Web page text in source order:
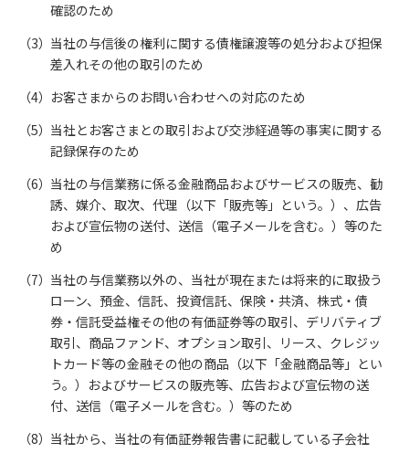
確認のため
当社の与信後の権利に関する債権譲渡等の処分および担保
差入れその他の取引のため
お客さまからのお問い合わせへの対応のため
当社とお客さまとの取引および交渉経過等の事実に関する
記録保存のため
当社の与信業務に係る金融商品およびサービスの販売、勧
誘、媒介、取次、代理（以下「販売等」という。）、広告
および宣伝物の送付、送信（電子メールを含む。）等のた
め
当社の与信業務以外の、当社が現在または将来的に取扱う
ローン、預金、信託、投資信託、保険・共済、株式・債
券・信託受益権その他の有価証券等の取引、デリバティブ
取引、商品ファンド、オプション取引、リース、クレジッ
トカード等の金融その他の商品（以下「金融商品等」とい
う。）およびサービスの販売等、広告および宣伝物の送
付、送信（電子メールを含む。）等のため
当社から、当社の有価証券報告書に記載している子会社